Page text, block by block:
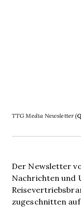
TTG Media Newsletter (
Der Newsletter
Nachrichten und
zugeschnitten